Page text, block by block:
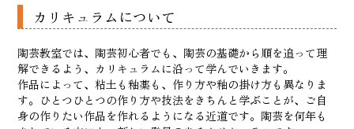
カリキュラムについて
陶芸教室では、陶芸初心者でも、陶芸の基礎から順を追って理
解できるよう、カリキュラムに沿って学んでいきます。
作品によって、粘土も釉薬も、作り方や釉の掛け方も異なりま
す。ひとつひとつの作り方や技法をきちんと学ぶことが、ご自
身の作りたい作品を作れるようになる近道です。陶芸を何年も